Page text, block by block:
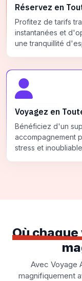
Réservez en
Profitez de tarifs
instantanées et
une tranquillité
Voyagez en
Bénéficiez d'un
accompagnement
stress et
Où
Avec Voyage
magnifiquement